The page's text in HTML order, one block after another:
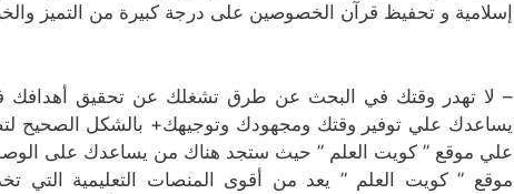
إسلامية و تحفيظ قرآن الخصوصين على درجة كبيرة من التميز
– لا تهدر وقتك في البحث عن طرق تشغلك عن تحقيق
يساعدك علي توفير وقتك ومجهودك وتوجيهك+ بالشكل الصحيح
علي موقع ” كويت العلم ” حيث ستجد هناك من يساعدك على
موقع ” كويت العلم ” يعد من أقوى المنصات التعليمية التي